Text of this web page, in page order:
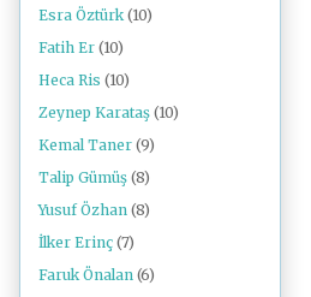
Esra Öztürk (10)
Fatih Er (10)
Heca Ris (10)
Zeynep Karataş (10)
Kemal Taner (9)
Talip Gümüş (8)
Yusuf Özhan (8)
İlker Erinç (7)
Faruk Önalan (6)